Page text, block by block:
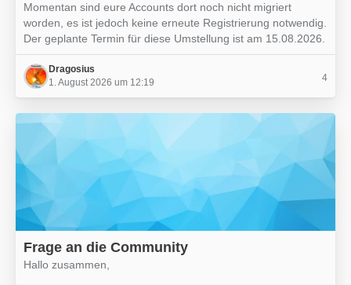
Momentan sind eure Accounts dort noch nicht migriert
worden, es ist jedoch keine erneute Registrierung notwendig.
Der geplante Termin für diese Umstellung ist am 15.08.2026.
Dragosius
1. August 2026 um 12:19
4
Frage an die Community
Hallo zusammen,